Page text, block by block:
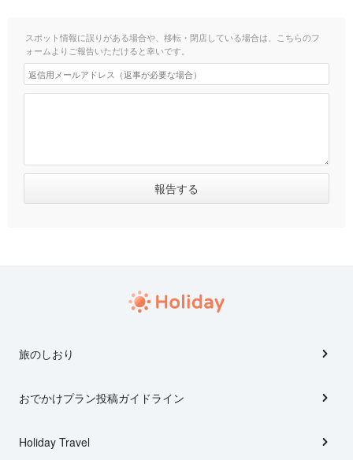
スポット情報に誤りがある場合や、移転・閉店している場合は、こちらのフ
ォームよりご報告いただけると幸いです。
旅のしおり
おでかけプラン投稿ガイドライン
Holiday Travel